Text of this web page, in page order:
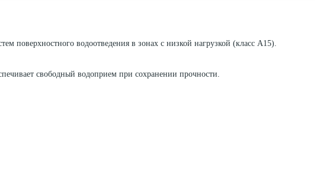
поверхностного водоотведения в зонах с низкой нагрузкой (класс A15).
свободный водоприем при сохранении прочности.